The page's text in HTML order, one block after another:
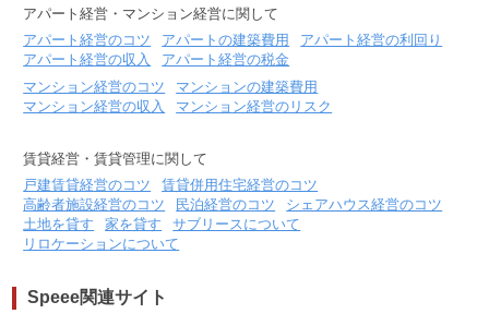
アパート経営・マンション経営に関して
アパート経営のコツ
アパートの建築費用
アパート経営の利回り
アパート経営の収入
アパート経営の税金
マンション経営のコツ
マンションの建築費用
マンション経営の収入
マンション経営のリスク
賃貸経営・賃貸管理に関して
戸建賃貸経営のコツ
賃貸併用住宅経営のコツ
高齢者施設経営のコツ
民泊経営のコツ
シェアハウス経営のコツ
土地を貸す
家を貸す
サブリースについて
リロケーションについて
Speee関連サイト